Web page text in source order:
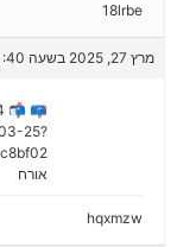
18lrbe
מרץ 27, 2025 בשעה 1:40 am
25?
📪
אורח
hqxmzw